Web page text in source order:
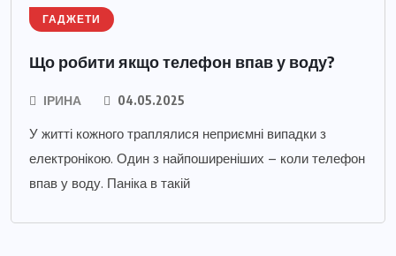
ГАДЖЕТИ
Що робити якщо телефон впав у воду?
ІРИНА 04.05.2025
У житті кожного траплялися неприємні випадки з
електронікою. Один з найпоширеніших – коли телефон
впав у воду. Паніка в такій